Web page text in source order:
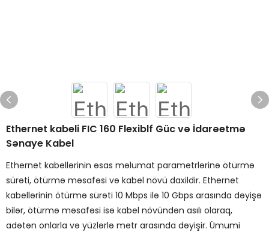
Ethernet kabeli FIC 160 Flexiblf Güc və İdarəetmə
Sənaye Kabel
Ethernet kabellərinin əsas məlumat parametrlərinə ötürmə
sürəti, ötürmə məsafəsi və kabel növü daxildir. Ethernet
kabellərinin ötürmə sürəti 10 Mbps ilə 10 Gbps arasında dəyişə
bilər, ötürmə məsafəsi isə kabel növündən asılı olaraq,
adətən onlarla və yüzlərlə metr arasında dəyişir. Ümumi